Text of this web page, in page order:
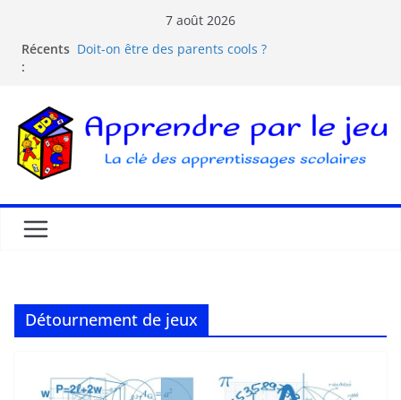
7 août 2026
Récents
:
Doit-on être des parents cools ?
La pédagogie Montessori est-elle ludique ?
Comprendre la courbe de l’oubli
Détournement de jeux